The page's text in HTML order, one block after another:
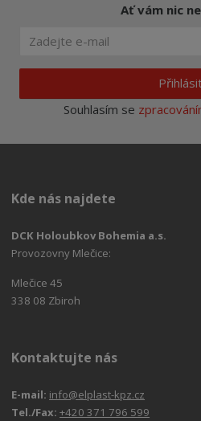
Ať vám nic
Souhlasím se
Kde nás najdete
DCK Holoubkov Bohemia a.s.
Provozovny Mlečice:
Mlečice 45
338 08 Zbiroh
Kontaktujte nás
E-mail: info@elplast-kpz.cz
Tel./Fax:+420 371 796 599